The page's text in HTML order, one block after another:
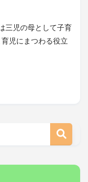
三児の母として子育
児にまつわる役立